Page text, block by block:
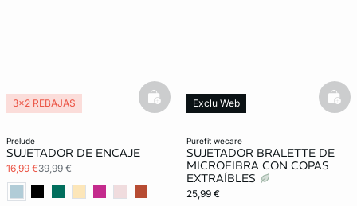
prelude
SUJETADOR DE ENCAJE
16,99 €39,99 €
3x2 REBAJAS basketfull
purefit wecare
SUJETADOR BRALETTE DE
MICROFIBRA CON COPAS
EXTRAÍBLES
25,99 €
Exclu Web